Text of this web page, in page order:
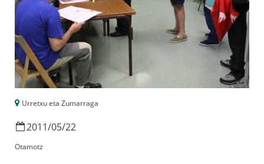
Urretxu eta Zumarraga
2011/05/22
Otamotz